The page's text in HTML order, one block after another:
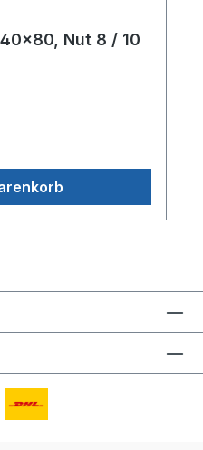
Nut 8 / 10